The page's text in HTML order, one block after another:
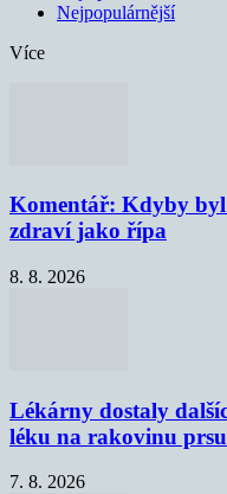
Nejpopulárnější
Více
Komentář: Kdyby byl
zdraví jako řípa
8. 8. 2026
Lékárny dostaly
léku na rakovinu prsu
7. 8. 2026